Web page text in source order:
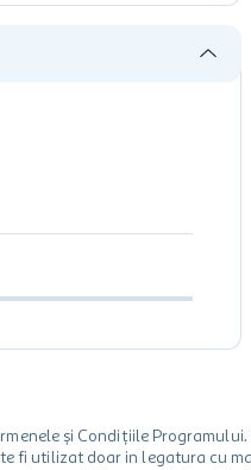
și Condițiile
fi utilizat doar in legatura cu